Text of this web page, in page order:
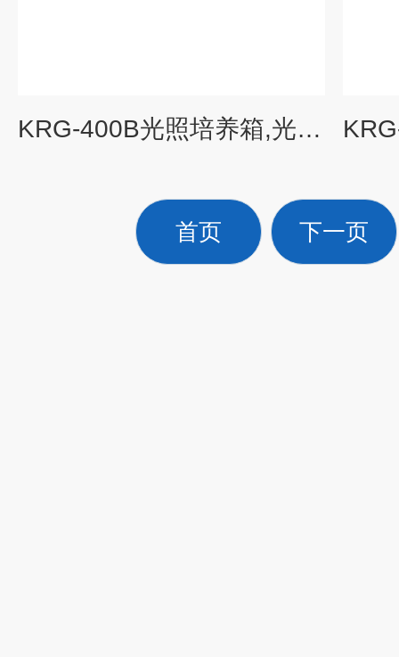
KRG-400B光照培养箱,光照培养架,智能光照培养箱
首页 下一页